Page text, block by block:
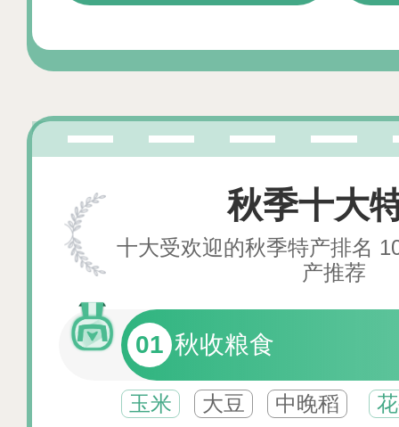
秋季十大
十大受欢迎的秋季特产排名
产推荐
01 秋收粮食
玉米 大豆 中晚稻